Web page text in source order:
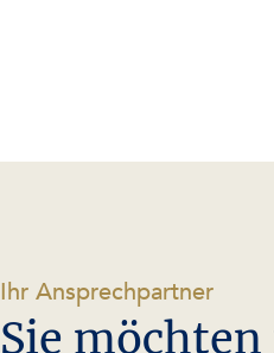
Ihr Ansprechpartner-
Sie